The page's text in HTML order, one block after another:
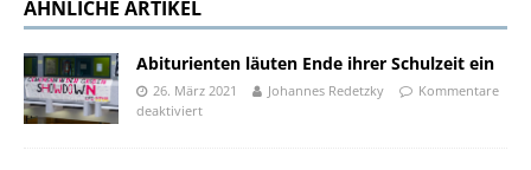
ÄHNLICHE ARTIKEL
Abiturienten läuten Ende ihrer Schulzeit ein
26. März 2021 Johannes Redetzky
Kommentare
deaktiviert